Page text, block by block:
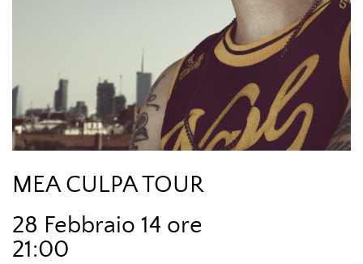
MEA CULPA TOUR
28 Febbraio 14 ore
21:00